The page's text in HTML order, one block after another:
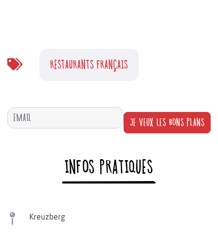
RESTAURANTS FRANÇAIS
JE VEUX LES BONS PLANS
INFOS PRATIQUES
Kreuzberg